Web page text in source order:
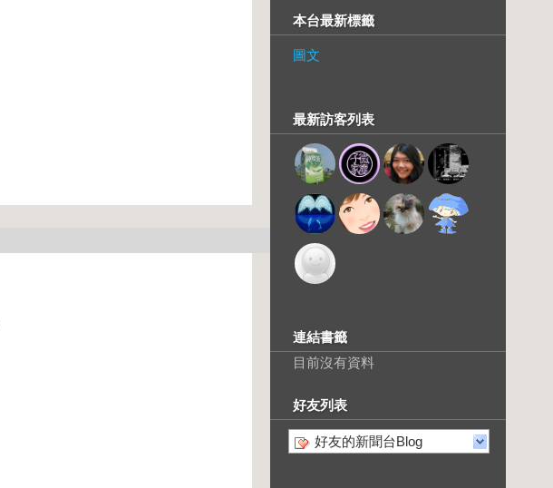
本台最新標籤
圖文
最新訪客列表
連結書籤
目前沒有資料
好友列表
好友的新聞台Blog